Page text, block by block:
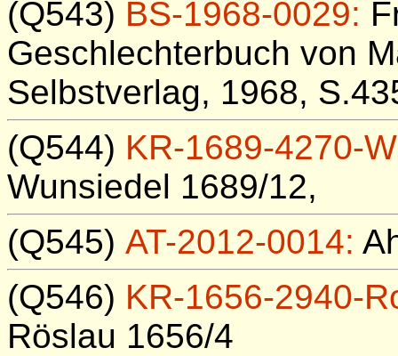
(Q543) BS-1968-0029:
Geschlechterbuch von
Selbstverlag, 1968,
(Q544) KR-1689-4270-
Wunsiedel 1689/12,
(Q545) AT-2012-0014:
(Q546) KR-1656-2940-
Röslau 1656/4